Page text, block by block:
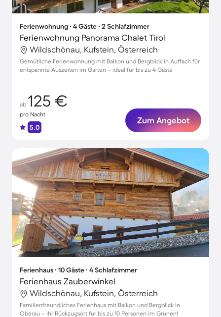
Ferienwohnung ∙ 4 Gäste ∙ 2 Schlafzimmer
Ferienwohnung Panorama Chalet Tirol
Wildschönau, Kufstein, Österreich
Gemütliche Ferienwohnung mit Balkon und Bergblick in Auffach für
entspannte Auszeiten im Garten – ideal für bis zu 4 Gäste
ab 125 €
pro Nacht
5.0
Zum Angebot
Ferienhaus ∙ 10 Gäste ∙ 4 Schlafzimmer
Ferienhaus Zauberwinkel
Wildschönau, Kufstein, Österreich
Familienfreundliches Ferienhaus mit Balkon und Bergblick in
Oberau – Ihr Rückzugsort für bis zu 10 Personen im Grünen!